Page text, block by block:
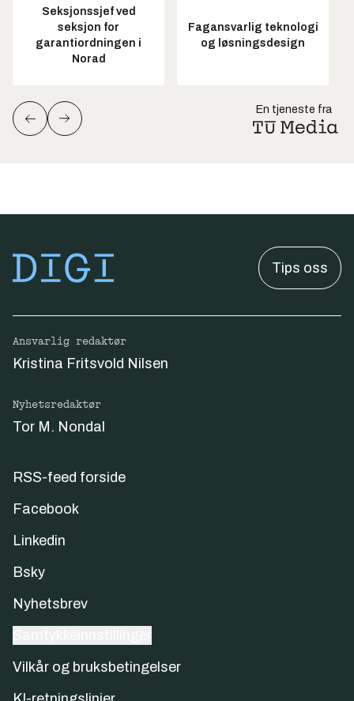
Seksjonssjef ved
seksjon for
garantiordningen i
Norad
Fagansvarlig teknologi
og løsningsdesign
En tjeneste fra
Tips oss
Ansvarlig redaktør
Kristina Fritsvold Nilsen
Nyhetsredaktør
Tor M. Nondal
RSS-feed forside
Facebook
Linkedin
Bsky
Nyhetsbrev
Vilkår og bruksbetingelser